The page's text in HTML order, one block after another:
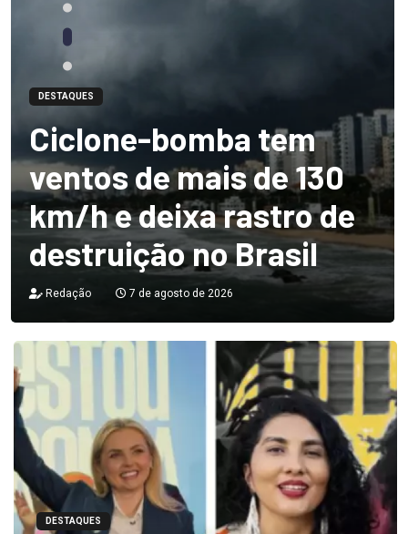
DESTAQUES
Ciclone-bomba tem
ventos de mais de 130
km/h e deixa rastro de
destruição no Brasil
Redação 7 de agosto de 2026
DESTAQUES